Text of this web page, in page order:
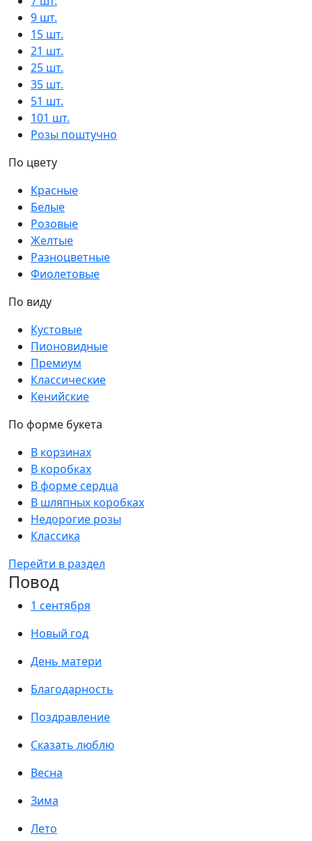
9 шт.
15 шт.
21 шт.
25 шт.
35 шт.
51 шт.
101 шт.
Розы поштучно
По цвету
Красные
Белые
Розовые
Желтые
Разноцветные
Фиолетовые
По виду
Кустовые
Пионовидные
Премиум
Классические
Кенийские
По форме букета
В корзинах
В коробках
В форме сердца
В шляпных коробках
Недорогие розы
Классика
Перейти в раздел
Повод
1 сентября
Новый год
День матери
Благодарность
Поздравление
Сказать люблю
Весна
Зима
Лето